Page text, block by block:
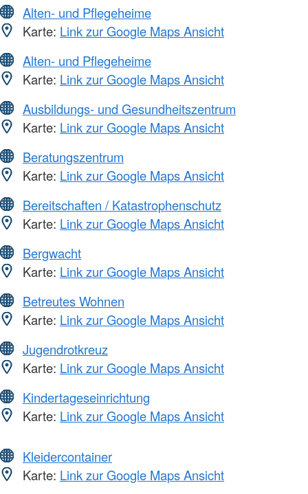
Alten- und Pflegeheime
Karte: Link zur Google Maps Ansicht
Alten- und Pflegeheime
Karte: Link zur Google Maps Ansicht
Ausbildungs- und Gesundheitszentrum
Karte: Link zur Google Maps Ansicht
Beratungszentrum
Karte: Link zur Google Maps Ansicht
Bereitschaften / Katastrophenschutz
Karte: Link zur Google Maps Ansicht
Bergwacht
Karte: Link zur Google Maps Ansicht
Betreutes Wohnen
Karte: Link zur Google Maps Ansicht
Jugendrotkreuz
Karte: Link zur Google Maps Ansicht
Kindertageseinrichtung
Karte: Link zur Google Maps Ansicht
Kleidercontainer
Karte: Link zur Google Maps Ansicht